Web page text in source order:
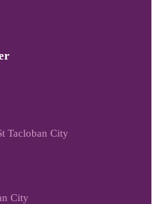
Tacloban City
City